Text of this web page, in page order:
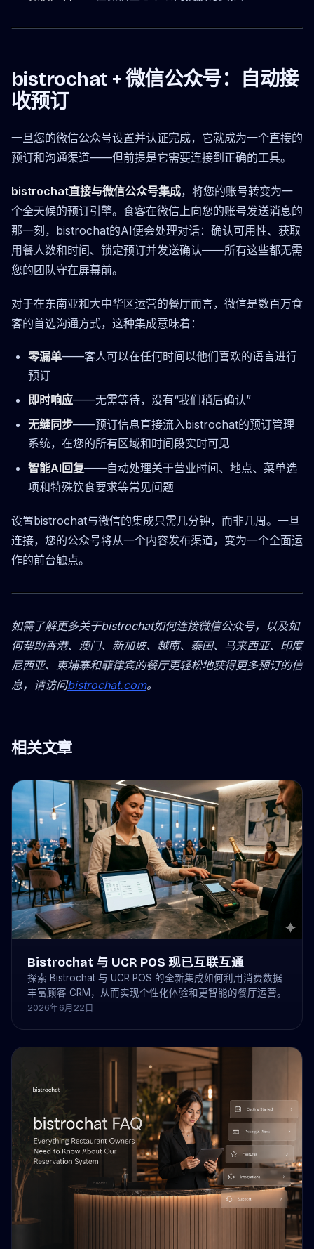
bistrochat + 微信公众号：自动接
收预订
一旦您的微信公众号设置并认证完成，它就成为一个直接的
预订和沟通渠道——但前提是它需要连接到正确的工具。
bistrochat直接与微信公众号集成，将您的账号转变为一
个全天候的预订引擎。食客在微信上向您的账号发送消息的
那一刻，bistrochat的AI便会处理对话：确认可用性、获取
用餐人数和时间、锁定预订并发送确认——所有这些都无需
您的团队守在屏幕前。
对于在东南亚和大中华区运营的餐厅而言，微信是数百万食
客的首选沟通方式，这种集成意味着：
零漏单——客人可以在任何时间以他们喜欢的语言进行
预订
即时响应——无需等待，没有“我们稍后确认”
无缝同步——预订信息直接流入bistrochat的预订管理
系统，在您的所有区域和时间段实时可见
智能AI回复——自动处理关于营业时间、地点、菜单选
项和特殊饮食要求等常见问题
设置bistrochat与微信的集成只需几分钟，而非几周。一旦
连接，您的公众号将从一个内容发布渠道，变为一个全面运
作的前台触点。
如需了解更多关于bistrochat如何连接微信公众号，以及如
何帮助香港、澳门、新加坡、越南、泰国、马来西亚、印度
尼西亚、柬埔寨和菲律宾的餐厅更轻松地获得更多预订的信
息，请访问bistrochat.com。
相关文章
Bistrochat 与 UCR POS 现已互联互通
探索 Bistrochat 与 UCR POS 的全新集成如何利用消费数据
丰富顾客 CRM，从而实现个性化体验和更智能的餐厅运营。
2026年6月22日